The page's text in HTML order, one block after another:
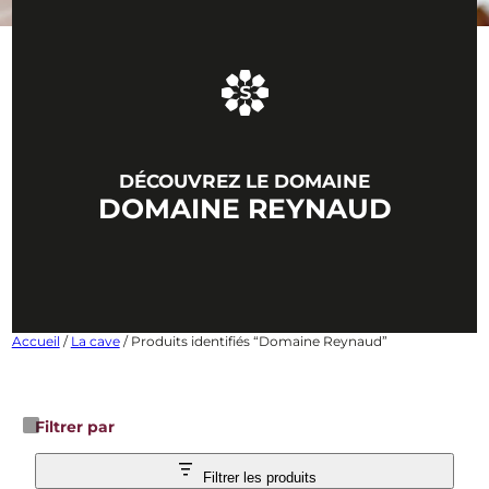
DÉCOUVREZ LE DOMAINE
DOMAINE REYNAUD
Accueil / La cave/ Produits identifiés “Domaine Reynaud”
Filtrer par
Filtrer les produits